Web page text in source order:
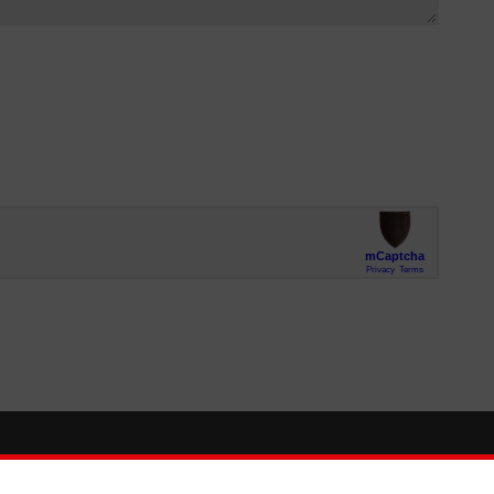
So finden Sie uns